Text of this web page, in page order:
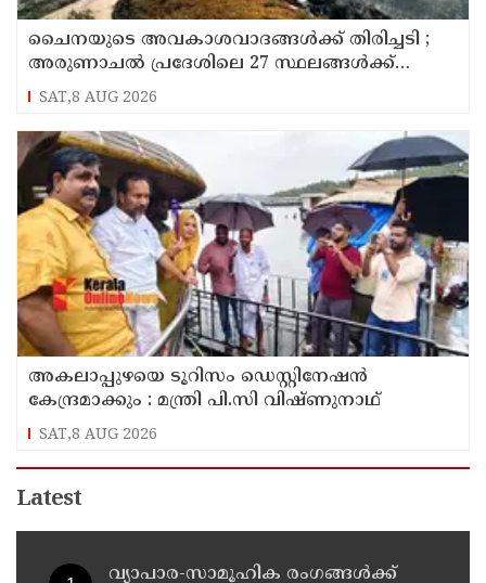
ചൈനയുടെ അവകാശവാദങ്ങൾക്ക് തിരിച്ചടി ;
അരുണാചൽ പ്രദേശിലെ 27 സ്ഥലങ്ങൾക്ക്
ഔദ്യോഗിക പേരുകൾ നൽകി ഇന്ത്യ
SAT,8 AUG 2026
അകലാപ്പുഴയെ ടൂറിസം ഡെസ്റ്റിനേഷന്‍
കേന്ദ്രമാക്കും : മന്ത്രി പി.സി വിഷ്ണുനാഥ്
SAT,8 AUG 2026
Latest
വ്യാപാര-സാമൂഹിക രംഗങ്ങൾക്ക്